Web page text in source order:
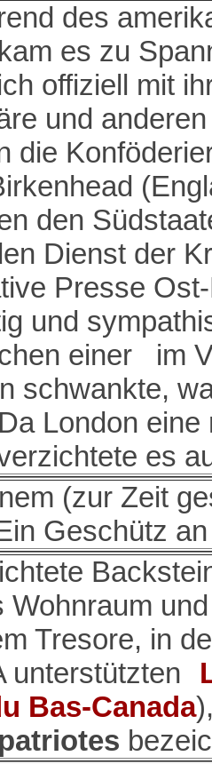
des
es zu
offiziell mit
und
die
den
Dienst der
Presse
und
einer im
schwankte,
London
es
(zur Zeit
Geschütz
Wohnraum
Tresore, in
unterstützten
Bas-Canada